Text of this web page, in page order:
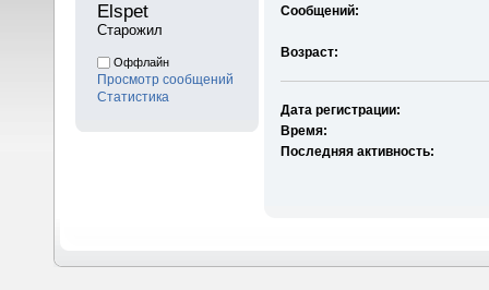
Elspet
Старожил
Оффлайн
Просмотр сообщений
Статистика
Сообщений:
Возраст:
Дата регистрации:
Время:
Последняя активность: